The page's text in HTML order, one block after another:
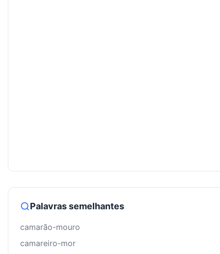
Palavras semelhantes
camarão-mouro
camareiro-mor